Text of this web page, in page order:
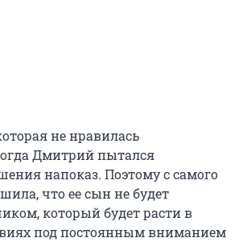
не нравилась
Дмитрий пытался
напоказ. Поэтому с самого
что ее сын не будет
который будет расти в
под постоянным вниманием